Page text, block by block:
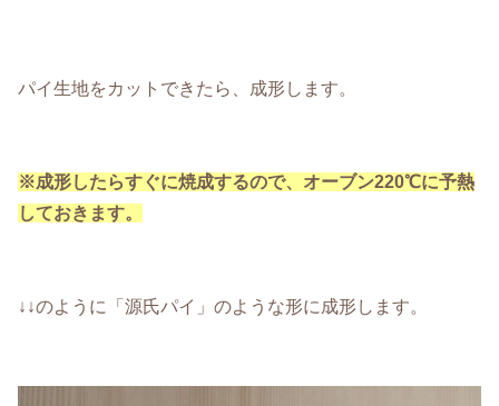
パイ生地をカットできたら、成形します。
※成形したらすぐに焼成するので、オーブン220℃に予熱
しておきます。
↓↓のように「源氏パイ」のような形に成形します。